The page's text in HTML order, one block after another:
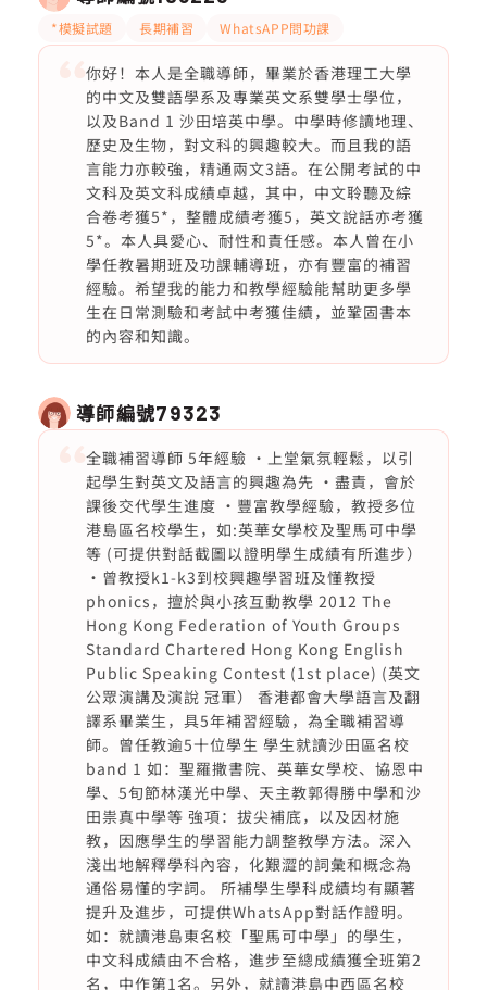
*模擬試題 長期補習 WhatsAPP問功課
你好！本人是全職導師，畢業於香港理工大學
的中文及雙語學系及專業英文系雙學士學位，
以及Band 1 沙田培英中學。中學時修讀地理、
歷史及生物，對文科的興趣較大。而且我的語
言能力亦較強，精通兩文3語。在公開考試的中
文科及英文科成績卓越，其中，中文聆聽及綜
合卷考獲5*，整體成績考獲5，英文說話亦考獲
5*。本人具愛心、耐性和責任感。本人曾在小
學任教暑期班及功課輔導班，亦有豐富的補習
經驗。希望我的能力和教學經驗能幫助更多學
生在日常測驗和考試中考獲佳績，並鞏固書本
的內容和知識。
導師編號79323
全職補習導師 5年經驗 ·上堂氣氛輕鬆，以引
起學生對英文及語言的興趣為先 ·盡責，會於
課後交代學生進度 ·豐富教學經驗，教授多位
港島區名校學生，如:英華女學校及聖馬可中學
等 (可提供對話截圖以證明學生成績有所進步）
·曾教授k1-k3到校興趣學習班及懂教授
phonics，擅於與小孩互動教學 2012 The
Hong Kong Federation of Youth Groups
Standard Chartered Hong Kong English
Public Speaking Contest (1st place) (英文
公眾演講及演說 冠軍） 香港都會大學語言及翻
譯系畢業生，具5年補習經驗，為全職補習導
師。曾任教逾5十位學生 學生就讀沙田區名校
band 1 如：聖羅撒書院、英華女學校、協恩中
學、5旬節林漢光中學、天主教郭得勝中學和沙
田祟真中學等 強項：拔尖補底，以及因材施
教，因應學生的學習能力調整教學方法。深入
淺出地解釋學科內容，化艱澀的詞彙和概念為
通俗易懂的字詞。 所補學生學科成績均有顯著
提升及進步，可提供WhatsApp對話作證明。
如：就讀港島東名校「聖馬可中學」的學生，
中文科成績由不合格，進步至總成績獲全班第2
名，中作第1名。另外，就讀港島中西區名校